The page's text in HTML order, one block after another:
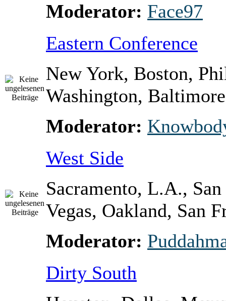
Moderator: Face97
Eastern Conference
New York, Boston,
Washington,
Moderator:
West Side
Sacramento, L.A.,
Vegas, Oakland, San
Moderator:
Dirty South